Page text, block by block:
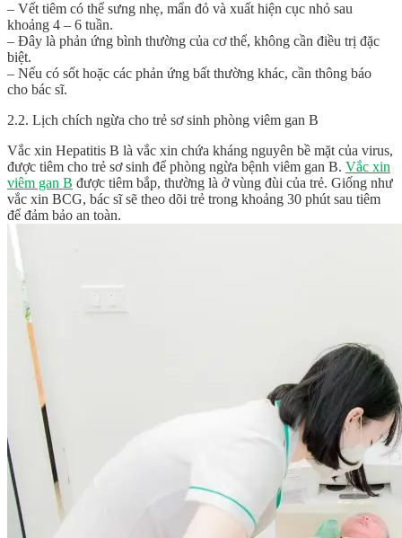
– Vết tiêm có thể sưng nhẹ, mẩn đỏ và xuất hiện cục nhỏ sau
khoảng 4 – 6 tuần.
– Đây là phản ứng bình thường của cơ thể, không cần điều trị đặc
biệt.
– Nếu có sốt hoặc các phản ứng bất thường khác, cần thông báo
cho bác sĩ.
2.2. Lịch chích ngừa cho trẻ sơ sinh phòng viêm gan B
Vắc xin Hepatitis B là vắc xin chứa kháng nguyên bề mặt của virus,
được tiêm cho trẻ sơ sinh để phòng ngừa bệnh viêm gan B. Vắc xin
viêm gan B được tiêm bắp, thường là ở vùng đùi của trẻ. Giống như
vắc xin BCG, bác sĩ sẽ theo dõi trẻ trong khoảng 30 phút sau tiêm
để đảm bảo an toàn.